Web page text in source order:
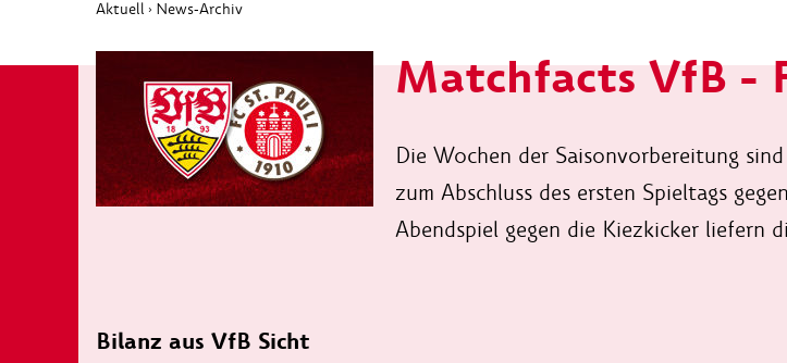
Aktuell › News-Archiv
Matchfacts VfB -
Die Wochen der Saisonvorbereitung
zum Abschluss des ersten Spieltags
Abendspiel gegen die Kiezkicker liefern
Bilanz aus VfB Sicht